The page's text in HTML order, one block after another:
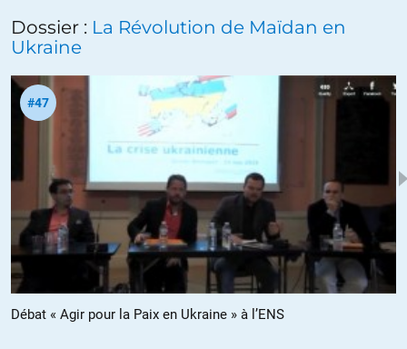
05.06.2014 à 10h48
le témoignage de A.Lipen est très intéressant sur l’état d’esprit de la
population. C’est une première résistance tangible à l’ essor
atlantiste mais aussi libéral (ne pas oublier que Poutine est un
libéral).
ALERTER
Dossier : La Révolution de Maïdan en
Ukraine
#47
Débat « Agir pour la Paix en Ukraine » à l’ENS